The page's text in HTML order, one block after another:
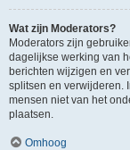
Wat zijn Moderators?
Moderators zijn
dagelijkse werking van
berichten wijzigen en
splitsen en verwijderen.
mensen niet van het
plaatsen.
Omhoog